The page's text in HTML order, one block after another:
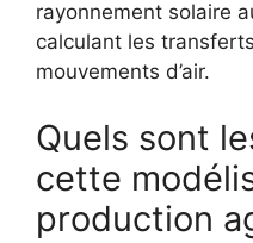
rayonnement solaire
calculant les
mouvements d’air.
Quels sont
cette
production